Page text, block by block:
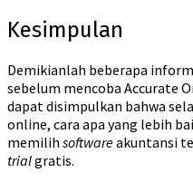
Kesimpulan
Demikianlah beberapa
sebelum mencoba Accurate
dapat disimpulkan bahwa
online, cara apa yang lebih
memilih softwareakuntansi
trialgratis.